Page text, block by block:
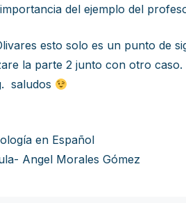
del ejemplo del
esto solo es un punto de
la parte 2 junto con otro
saludos
en Español
Angel Morales Gómez